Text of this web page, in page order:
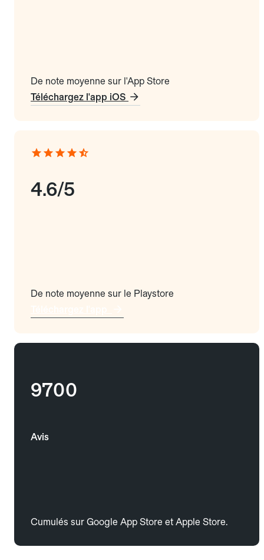
De note moyenne sur l'App Store
Téléchargez l'app iOS
4.6/5
De note moyenne sur le Playstore
9700
Avis
Cumulés sur Google App Store et Apple Store.